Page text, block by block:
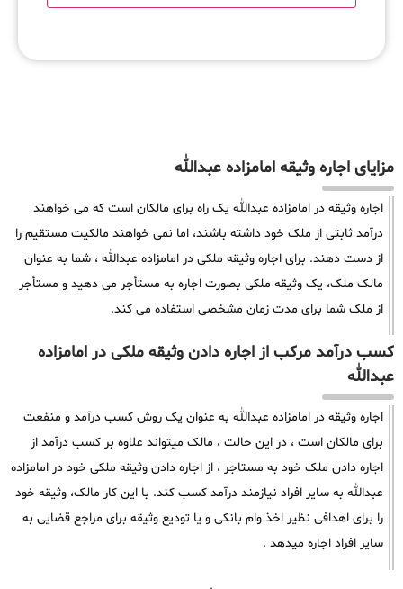
مزایای اجاره وثیقه امامزاده عبدالله
اجاره وثیقه در امامزاده عبدالله یک راه برای مالکان است که می خواهند
درآمد ثابتی از ملک خود داشته باشند، اما نمی خواهند مالکیت مستقیم را
از دست دهند. برای اجاره وثیقه ملکی در امامزاده عبدالله ، شما به عنوان
مالک ملک، یک وثیقه ملکی بصورت اجاره به مستأجر می دهید و مستأجر
از ملک شما برای مدت زمان مشخصی استفاده می کند.
کسب درآمد مرکب از اجاره دادن وثیقه ملکی در امامزاده
عبدالله
اجاره وثیقه در امامزاده عبدالله به عنوان یک روش کسب درآمد و منفعت
برای مالکان است ، در این حالت ، مالک میتواند علاوه بر کسب درآمد از
اجاره دادن ملک خود به مستاجر ، از اجاره دادن وثیقه ملکی خود در امامزاده
عبدالله به سایر افراد نیازمند درآمد کسب کند. با این کار مالک، وثیقه خود
را برای اهدافی نظیر اخذ وام بانکی و یا تودیع وثیقه برای مراجع قضایی به
سایر افراد اجاره میدهد .